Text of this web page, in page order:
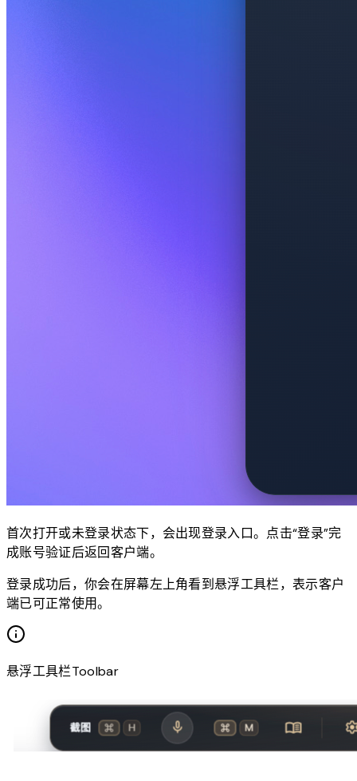
首次打开或未登录状态下，会出现登录入口。点击“登录”完
成账号验证后返回客户端。
登录成功后，你会在屏幕左上角看到悬浮工具栏，表示客户
端已可正常使用。
悬浮工具栏Toolbar